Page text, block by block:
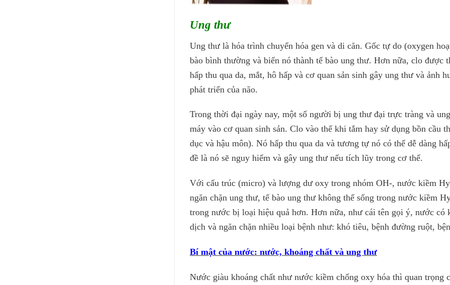
Ung thư
Ung thư là hóa trình chuyển hóa gen và di căn. Gốc tự do (oxygen
bào bình thường và biến nó thành tế bào ung thư. Hơn nữa, clo
hấp thu qua da, mắt, hô hấp và cơ quan sản sinh gây ung thư và ảnh
phát triển của não.
Trong thời đại ngày nay, một số người bị ung thư đại trực tràng và
máy vào cơ quan sinh sản. Clo vào thể khi tắm hay sử dụng bồn cầu
dục và hậu môn). Nó hấp thu qua da và tương tự nó có thể dễ dàng
đề là nó sẽ nguy hiểm và gây ung thư nếu tích lũy trong cơ thể.
Với cấu trúc (micro) và lượng dư oxy trong nhóm OH-, nước kiềm
ngăn chặn ung thư, tế bào ung thư không thể sống trong nước kiềm
trong nước bị loại hiệu quả hơn. Hơn nữa, như cái tên gọi ý, nước có
dịch và ngăn chặn nhiều loại bệnh như: khó tiêu, bệnh đường ruột,
Bí mật của nước: nước, khoáng chất và ung thư
Nước giàu khoáng chất như nước kiềm chống oxy hóa thì quan